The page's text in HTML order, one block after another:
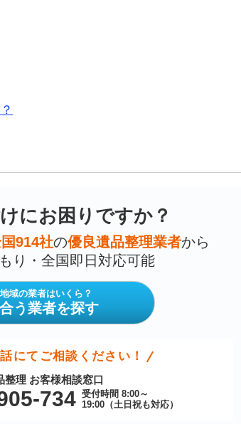
にお困りですか？
914社の優良遺品整理業者から
り・全国即日対応可能
域の業者はいくら？
う業者を探す
にてご相談ください！
整理 お客様相談窓口
734 受付時間 8:00～
19:00（土日祝も対応）